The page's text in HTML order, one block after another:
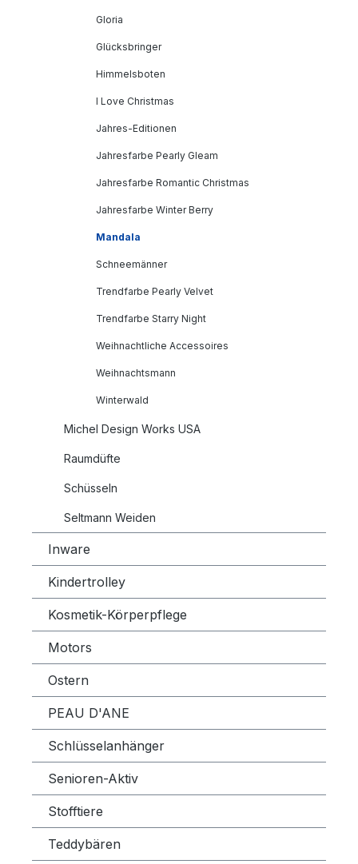
Gloria
Glücksbringer
Himmelsboten
I Love Christmas
Jahres-Editionen
Jahresfarbe Pearly Gleam
Jahresfarbe Romantic Christmas
Jahresfarbe Winter Berry
Mandala
Schneemänner
Trendfarbe Pearly Velvet
Trendfarbe Starry Night
Weihnachtliche Accessoires
Weihnachtsmann
Winterwald
Michel Design Works USA
Raumdüfte
Schüsseln
Seltmann Weiden
Inware
Kindertrolley
Kosmetik-Körperpflege
Motors
Ostern
PEAU D'ANE
Schlüsselanhänger
Senioren-Aktiv
Stofftiere
Teddybären